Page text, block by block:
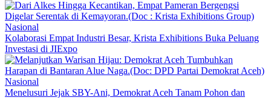
Nasional
Kolaborasi Empat Industri Besar, Krista Exhibitions Buka Peluang
Investasi di JIExpo
Nasional
Menelusuri Jejak SBY-Ani, Demokrat Aceh Tanam Pohon dan